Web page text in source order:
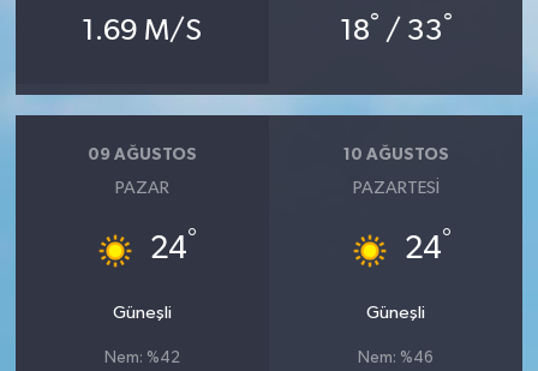
1.69 M/S 18° / 33°
09 AĞUSTOS
PAZAR
24°
Güneşli
Nem: %42
10 AĞUSTOS
PAZARTESI
24°
Güneşli
Nem: %46